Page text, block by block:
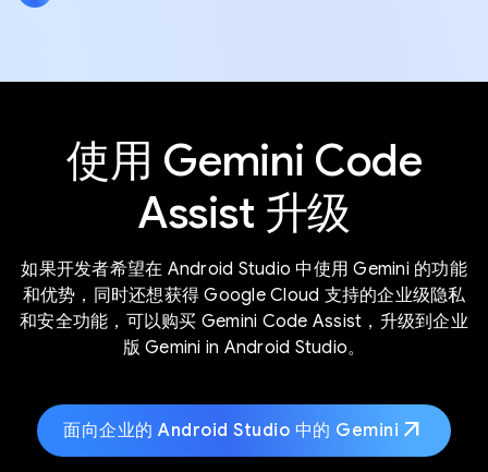
使用 Gemini Code
Assist 升级
如果开发者希望在 Android Studio 中使用 Gemini 的功能
和优势，同时还想获得 Google Cloud 支持的企业级隐私
和安全功能，可以购买 Gemini Code Assist，升级到企业
版 Gemini in Android Studio。
面向企业的 Android Studio 中的 Gemini arrow_outward